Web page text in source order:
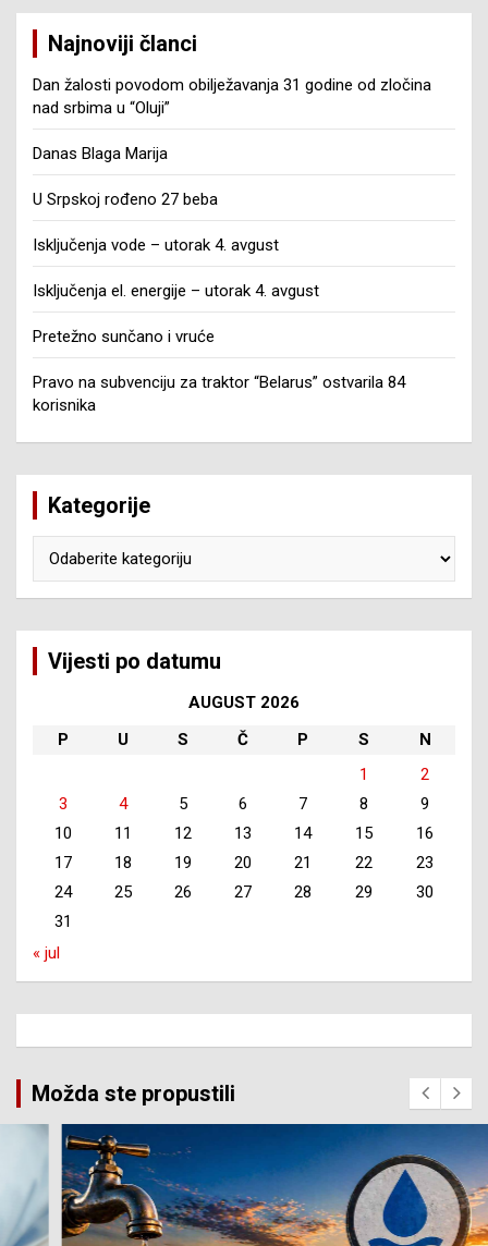
Najnoviji članci
Dan žalosti povodom obilježavanja 31 godine od zločina
nad srbima u “Oluji”
Danas Blaga Marija
U Srpskoj rođeno 27 beba
Isključenja vode – utorak 4. avgust
Isključenja el. energije – utorak 4. avgust
Pretežno sunčano i vruće
Pravo na subvenciju za traktor “Belarus” ostvarila 84
korisnika
Kategorije
Vijesti po datumu
AUGUST 2026
P
U S Č P S
N
1
2
3
4 5 6 7 8
9
10
11 12 13 14 15
16
17
18 19 20 21 22
23
24
25 26 27 28 29
30
31
« jul
Možda ste propustili